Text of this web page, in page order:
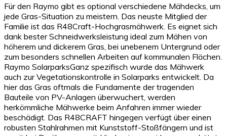
Für den Raymo gibt es optional verschiedene Mähdecks, um
jede Gras-Situation zu meistern. Das neuste Mitglied der
Familie ist das R48Craft-Hochgrasmähwerk. Es eignet sich
dank bester Schneidwerksleistung ideal zum Mähen von
höherem und dickerem Gras, bei unebenem Untergrund oder
zum besonders schnellen Arbeiten auf kommunalen Flächen.
Raymo SolarparksGanz spezifisch wurde das Mähwerk
auch zur Vegetationskontrolle in Solarparks entwickelt. Da
hier das Gras oftmals die Fundamente der tragenden
Bauteile von PV-Anlagen überwuchert, werden
herkömmliche Mähwerke beim Anfahren immer wieder
beschädigt. Das R48CRAFT hingegen verfügt über einen
robusten Stahlrahmen mit Kunststoff-Stoßfängern und ist